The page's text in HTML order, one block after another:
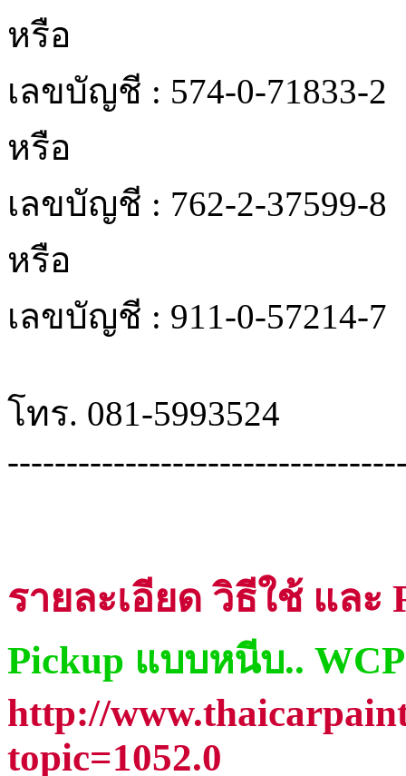
หรือ
เลขบัญชี : 574-0-71833-2
หรือ
เลขบัญชี : 762-2-37599-
หรือ
เลขบัญชี : 911-0-57214-
โทร. 081-5993524
รายละเอียด วิธีใช้ และ
Pickup แบบหนีบ..
http://
topic=1052.0